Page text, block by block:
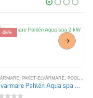
-26%
PAKET-ELVÄRMARE POOLVÄRMARE EL
El-värmare Pahlén Aqua spa 2 kW